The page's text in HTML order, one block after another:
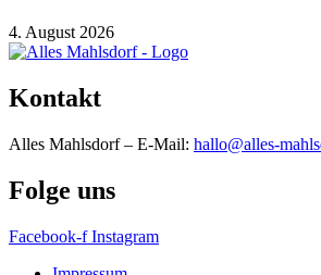
4. August 2026
Kontakt
Alles Mahlsdorf – E-Mail: hallo@alles-
Folge uns
Facebook-f Instagram